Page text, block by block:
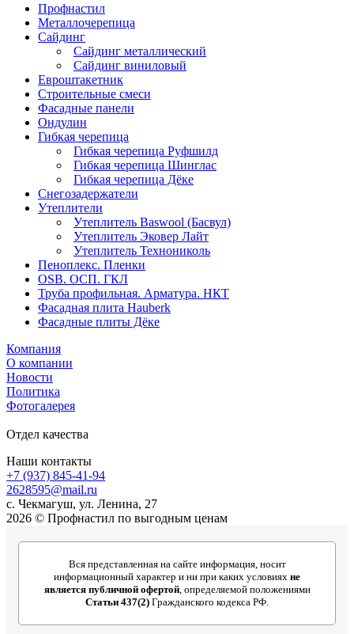
Профнастил
Металлочерепица
Сайдинг
Сайдинг металлический
Сайдинг виниловый
Евроштакетник
Строительные смеси
Фасадные панели
Ондулин
Гибкая черепица
Гибкая черепица Руфшилд
Гибкая черепица Шинглас
Гибкая черепица Дёке
Снегозадержатели
Утеплители
Утеплитель Baswool (Басвул)
Утеплитель Эковер Лайт
Утеплитель Технониколь
Пеноплекс. Пленки
OSB. ОСП. ГКЛ
Труба профильная. Арматура. НКТ
Фасадная плита Hauberk
Фасадные плиты Дёке
Компания
О компании
Новости
Политика
Фотогалерея
Отдел качества
Наши контакты
+7 (937) 845-41-94
2628595@mail.ru
с. Чекмагуш, ул. Ленина, 27
2026 © Профнастил по выгодным ценам
Вся представленная на сайте информация, носит
информационный характер и ни при каких условиях не
является публичной офертой, определяемой положениями
Статьи 437(2) Гражданского кодекса РФ.